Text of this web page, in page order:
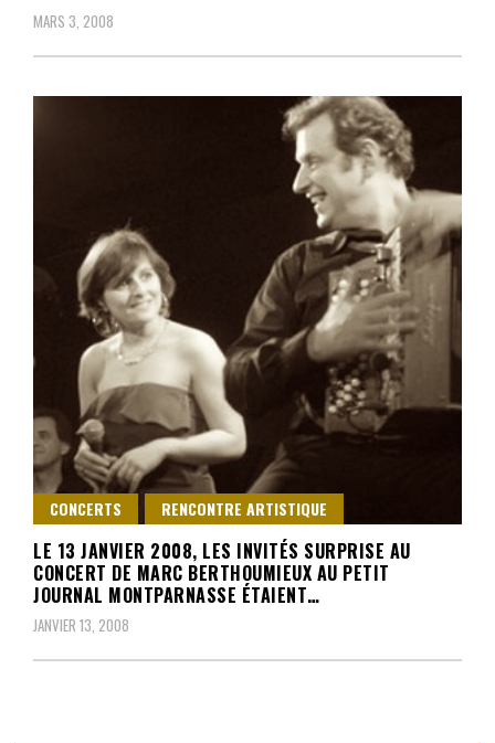
MARS 3, 2008
CONCERTS RENCONTRE ARTISTIQUE
LE 13 JANVIER 2008, LES INVITÉS SURPRISE AU
CONCERT DE MARC BERTHOUMIEUX AU PETIT
JOURNAL MONTPARNASSE ÉTAIENT…
JANVIER 13, 2008